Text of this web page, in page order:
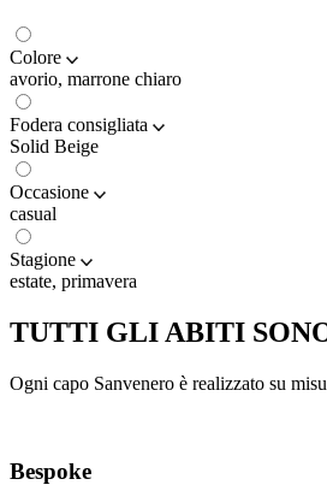
Colore
avorio, marrone chiaro
Fodera consigliata
Solid Beige
Occasione
casual
Stagione
estate, primavera
TUTTI GLI ABITI
Ogni capo Sanvenero è realizzato su
Bespoke